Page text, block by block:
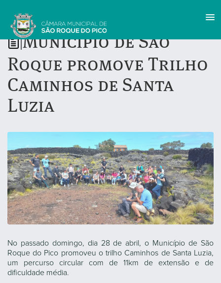
Município de São
Roque promove Trilho
Caminhos de Santa
Luzia
No passado domingo, dia 28 de abril, o Município de São
Roque do Pico promoveu o trilho Caminhos de Santa Luzia,
um percurso circular com de 11km de extensão e de
dificuldade média.